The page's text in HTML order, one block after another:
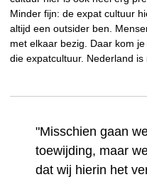
Minder fijn: de expat cultuur
altijd een outsider ben.
met elkaar bezig. Daar kom
die expatcultuur. Nederland is
"Misschien gaan
toewijding, maar
dat wij hierin het